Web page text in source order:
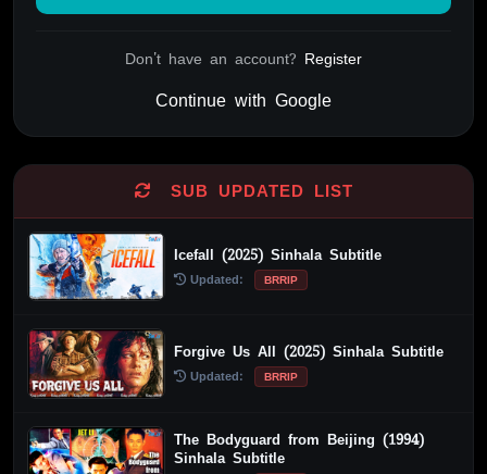
Don't have an account? Register
Continue with Google
SUB UPDATED LIST
Icefall (2025) Sinhala Subtitle
Updated: BRRIP
Forgive Us All (2025) Sinhala Subtitle
Updated: BRRIP
The Bodyguard from Beijing (1994)
Sinhala Subtitle